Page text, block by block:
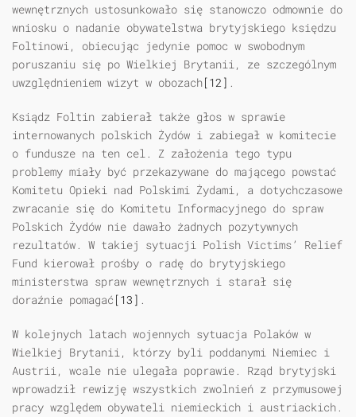
wewnętrznych ustosunkowało się stanowczo odmownie do
wniosku o nadanie obywatelstwa brytyjskiego księdzu
Foltinowi, obiecując jedynie pomoc w swobodnym
poruszaniu się po Wielkiej Brytanii, ze szczególnym
uwzględnieniem wizyt w obozach[12] .
Ksiądz Foltin zabierał także głos w sprawie
internowanych polskich Żydów i zabiegał w komitecie
o fundusze na ten cel. Z założenia tego typu
problemy miały być przekazywane do mającego powstać
Komitetu Opieki nad Polskimi Żydami, a dotychczasowe
zwracanie się do Komitetu Informacyjnego do spraw
Polskich Żydów nie dawało żadnych pozytywnych
rezultatów. W takiej sytuacji Polish Victims’ Relief
Fund kierował prośby o radę do brytyjskiego
ministerstwa spraw wewnętrznych i starał się
doraźnie pomagać [13] .
W kolejnych latach wojennych sytuacja Polaków w
Wielkiej Brytanii, którzy byli poddanymi Niemiec i
Austrii, wcale nie ulegała poprawie. Rząd brytyjski
wprowadził rewizję wszystkich zwolnień z przymusowej
pracy względem obywateli niemieckich i austriackich.